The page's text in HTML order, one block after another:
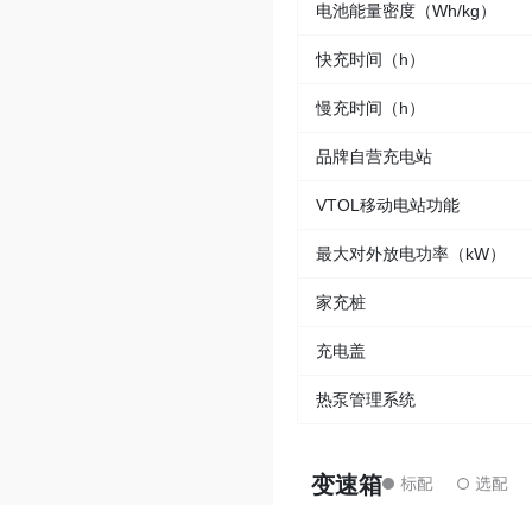
电池能量密度（Wh/kg）
快充时间（h）
慢充时间（h）
品牌自营充电站
VTOL移动电站功能
最大对外放电功率（kW）
家充桩
充电盖
热泵管理系统
变速箱